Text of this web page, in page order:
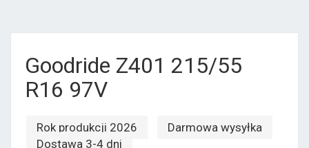
Goodride Z401 215/55
R16 97V
Rok produkcji 2026
Darmowa wysyłka
Dostawa 3-4 dni